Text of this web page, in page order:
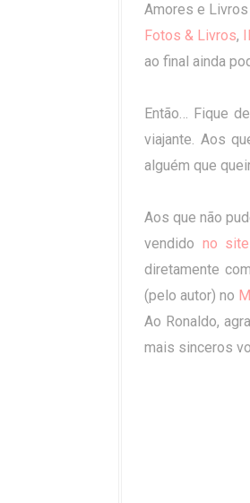
Amores e
Fotos & Livros,
ao final ainda
Então… Fique
viajante. Aos
alguém que
Aos que não
vendido no
diretamente
(pelo autor) no
Ao Ronaldo,
mais sinceros